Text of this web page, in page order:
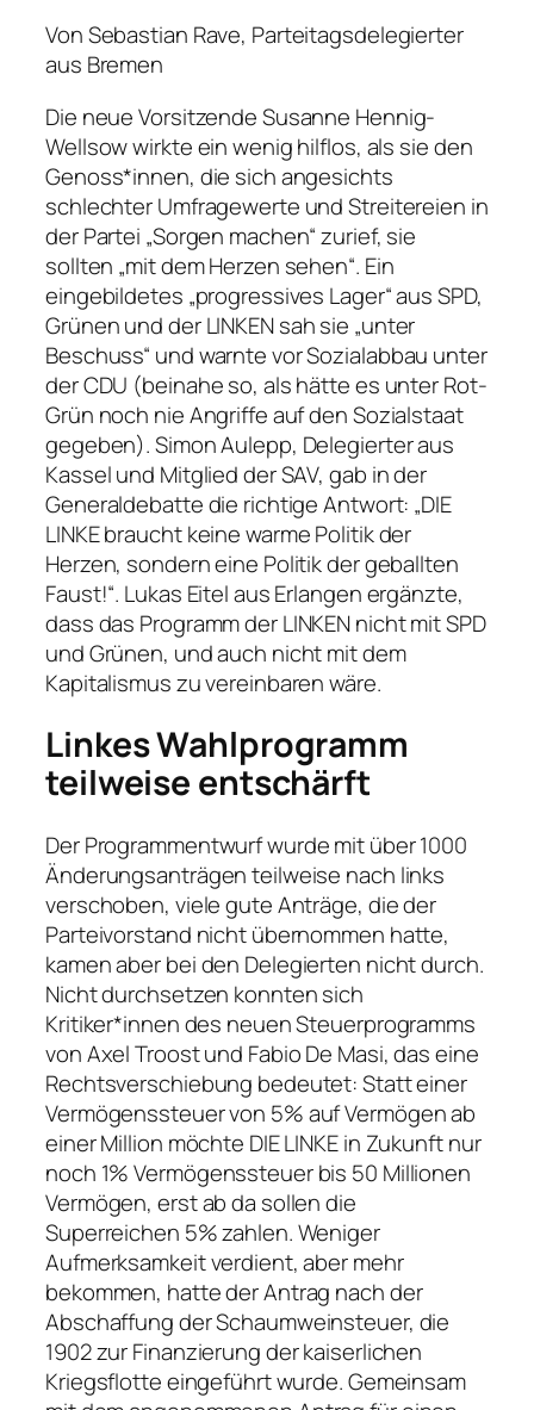
Von Sebastian Rave, Parteitagsdelegierter
aus Bremen
Die neue Vorsitzende Susanne Hennig-
Wellsow wirkte ein wenig hilflos, als sie den
Genoss*innen, die sich angesichts
schlechter Umfragewerte und Streitereien in
der Partei „Sorgen machen“ zurief, sie
sollten „mit dem Herzen sehen“. Ein
eingebildetes „progressives Lager“ aus SPD,
Grünen und der LINKEN sah sie „unter
Beschuss“ und warnte vor Sozialabbau unter
der CDU (beinahe so, als hätte es unter Rot-
Grün noch nie Angriffe auf den Sozialstaat
gegeben). Simon Aulepp, Delegierter aus
Kassel und Mitglied der SAV, gab in der
Generaldebatte die richtige Antwort: „DIE
LINKE braucht keine warme Politik der
Herzen, sondern eine Politik der geballten
Faust!“. Lukas Eitel aus Erlangen ergänzte,
dass das Programm der LINKEN nicht mit SPD
und Grünen, und auch nicht mit dem
Kapitalismus zu vereinbaren wäre.
Linkes Wahlprogramm
teilweise entschärft
Der Programmentwurf wurde mit über 1000
Änderungsanträgen teilweise nach links
verschoben, viele gute Anträge, die der
Parteivorstand nicht übernommen hatte,
kamen aber bei den Delegierten nicht durch.
Nicht durchsetzen konnten sich
Kritiker*innen des neuen Steuerprogramms
von Axel Troost und Fabio De Masi, das eine
Rechtsverschiebung bedeutet: Statt einer
Vermögenssteuer von 5% auf Vermögen ab
einer Million möchte DIE LINKE in Zukunft nur
noch 1% Vermögenssteuer bis 50 Millionen
Vermögen, erst ab da sollen die
Superreichen 5% zahlen. Weniger
Aufmerksamkeit verdient, aber mehr
bekommen, hatte der Antrag nach der
Abschaffung der Schaumweinsteuer, die
1902 zur Finanzierung der kaiserlichen
Kriegsflotte eingeführt wurde. Gemeinsam